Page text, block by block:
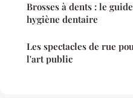
Brosses à dents : le
hygiène dentaire
Les spectacles de rue
l'art public